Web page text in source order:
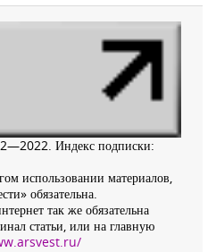
Индекс подписки:
использовании материалов,
обязательна.
так же обязательна
статьи, или на главную